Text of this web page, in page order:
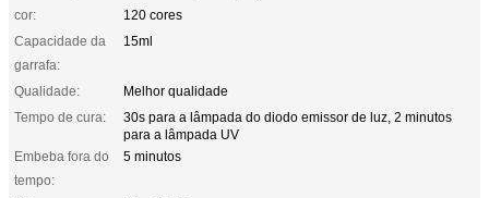
cor:
120 cores
Capacidade da
garrafa:
15ml
Qualidade:
Melhor qualidade
Tempo de cura:
30s para a lâmpada do diodo emissor de luz, 2 minutos
para a lâmpada UV
Embeba fora do
tempo:
5 minutos